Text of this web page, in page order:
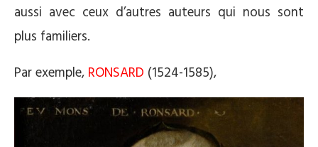
aussi avec ceux d’autres auteurs qui nous sont
plus familiers.
Par exemple, RONSARD (1524-1585),